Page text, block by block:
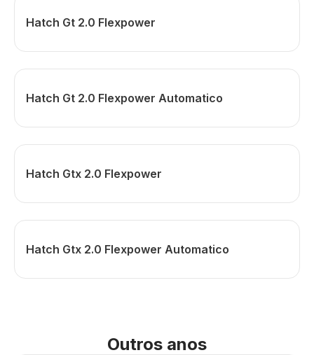
Hatch Gt 2.0 Flexpower
Hatch Gt 2.0 Flexpower Automatico
Hatch Gtx 2.0 Flexpower
Hatch Gtx 2.0 Flexpower Automatico
Outros anos